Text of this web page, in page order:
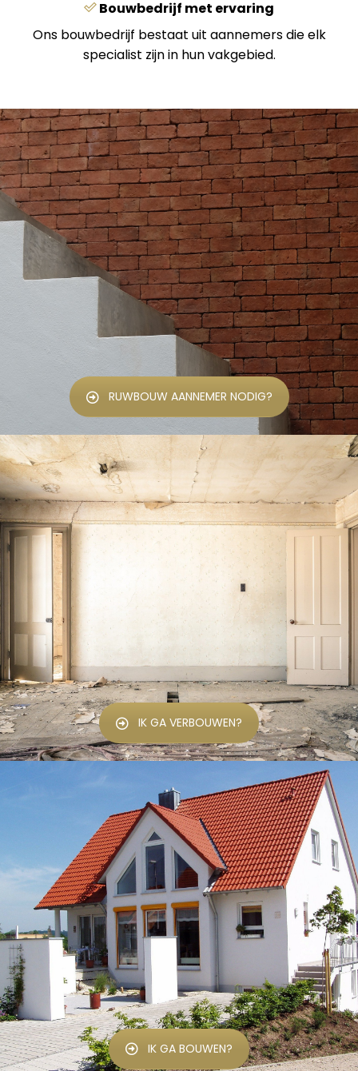
Bouwbedrijf met ervaring
Ons bouwbedrijf bestaat uit aannemers die elk
specialist zijn in hun vakgebied.
RUWBOUW AANNEMER NODIG?
IK GA VERBOUWEN?
IK GA BOUWEN?